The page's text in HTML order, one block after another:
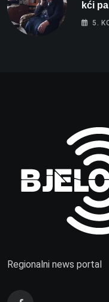
kći
5.
Regionalni news portal